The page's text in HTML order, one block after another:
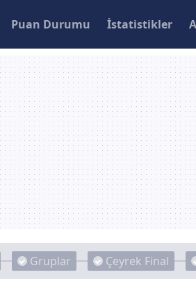
Puan Durumu İstatistikler
Gruplar Çeyrek Final